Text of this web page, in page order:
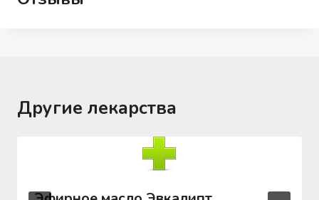
Другие лекарства